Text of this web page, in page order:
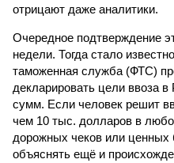
отрицают даже аналитики.
Очередное подтверждение
недели. Тогда стало
таможенная служба (ФТС)
декларировать цели ввоза
сумм. Если человек решит
чем 10 тыс. долларов в
дорожных чеков или ценных
объяснять ещё и